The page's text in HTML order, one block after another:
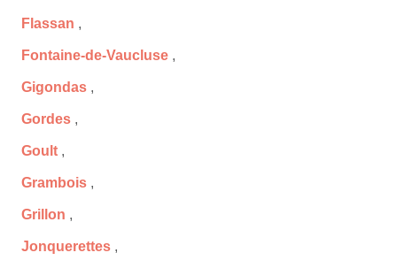
Flassan ,
Fontaine-de-Vaucluse ,
Gigondas ,
Gordes ,
Goult ,
Grambois ,
Grillon ,
Jonquerettes ,